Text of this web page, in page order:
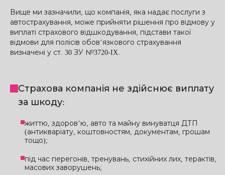
Вище ми зазначили, що компанія, яка надає послуги з
автострахування, може прийняти рішення про відмову у
виплаті страхового відшкодування, підстави такої
відмови для полісів обов’язкового страхування
визначені у ст. 30 ЗУ №3720-IX.
Страхова компанія не здійснює виплату
за шкоду:
життю, здоров’ю, авто та майну винуватця ДТП
(антикваріату, коштовностям, документам, грошам
тощо);
під час перегонів, тренувань, стихійних лих, терактів,
масових заворушень;